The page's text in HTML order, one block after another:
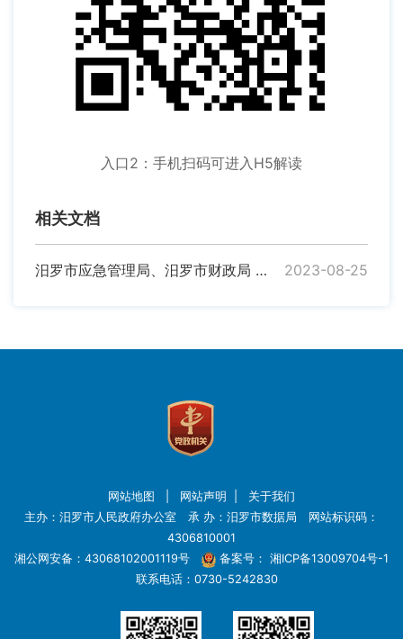
入口2：手机扫码可进入H5解读
相关文档
汨罗市应急管理局、汨罗市财政局 关于印发《汨罗市安全生产领域举报奖励办法》的通知 2023-08-25
网站地图 网站声明
关于我们
主办：汨罗市人民政府办公室 承 办：汨罗市数据局 网站标识码：
4306810001
湘公网安备：43068102001119号
备案号： 湘ICP备13009704号-1
联系电话：0730-5242830